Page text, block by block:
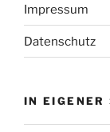
Impressum
Datenschutz
IN EIGENER